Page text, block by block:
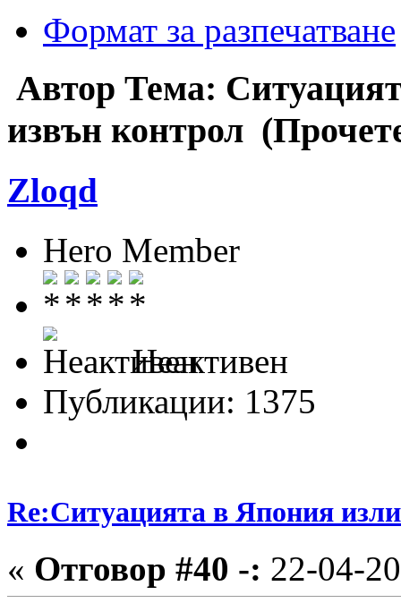
Формат за разпечатване
Автор Тема:
извън контрол
Zloqd
Hero Member
Неактивен
Публикации: 1375
Re:Ситуацията в Япония
« Отговор #40 -: 22-04-